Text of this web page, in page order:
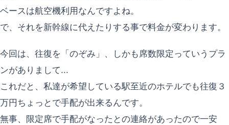
ベースは航空機利用なんですよね。
で、それを新幹線に代えたりする事で料金が変わります。
今回は、往復を「のぞみ」、しかも席数限定っていうプラ
ンがありまして...
これだと、私達が希望している駅至近のホテルでも往復３
万円ちょっとで手配が出来るんです。
無事、限定席で手配がなったとの連絡があったので一安